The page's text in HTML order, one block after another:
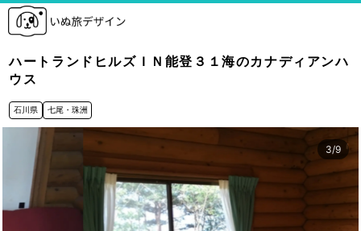
ハートランドヒルズＩＮ能登３１海のカナディアンハ
ウス
石川県 七尾・珠洲
3/9